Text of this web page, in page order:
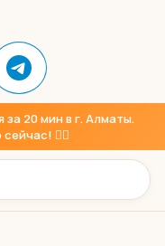
за 20 мин в г. Алматы.
👇🏼